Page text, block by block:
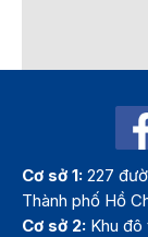
Cơ sở 1: 227
Thành phố Hồ
Cơ sở 2: Khu